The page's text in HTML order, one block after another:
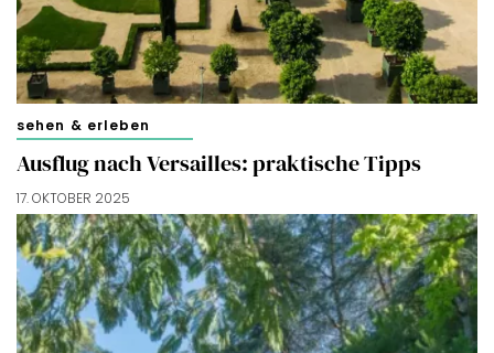
sehen & erleben
Ausflug nach Versailles: praktische Tipps
17. OKTOBER 2025